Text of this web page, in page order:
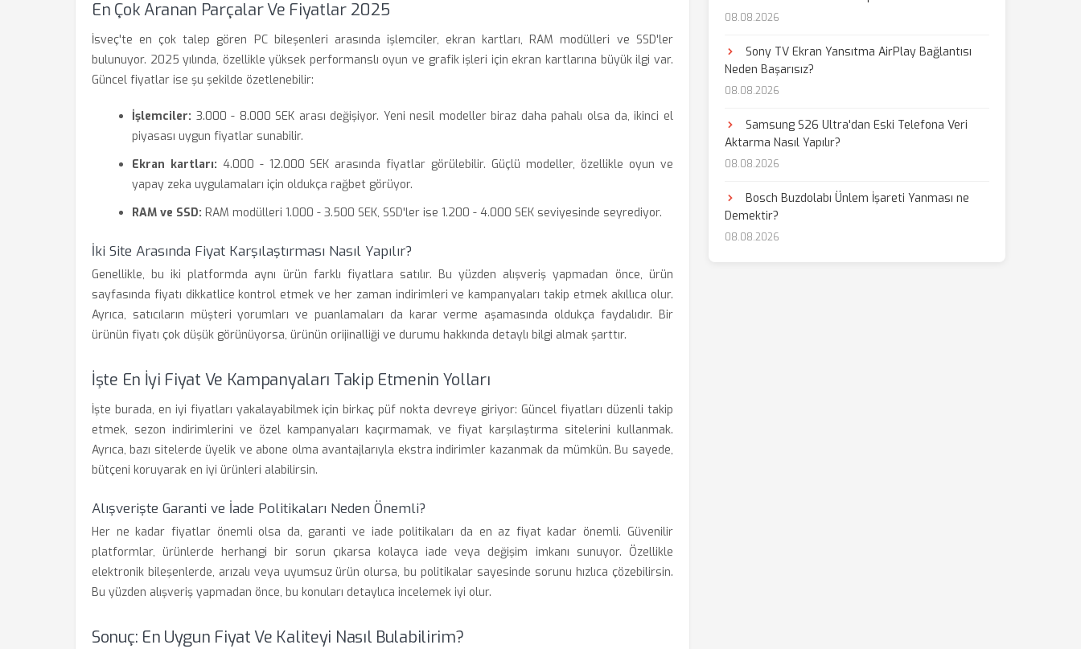
En Çok Aranan Parçalar Ve Fiyatlar 2025
İsveç'te en çok talep gören PC bileşenleri arasında işlemciler, ekran kartları, RAM modülleri ve SSD'ler
bulunuyor. 2025 yılında, özellikle yüksek performanslı oyun ve grafik işleri için ekran kartlarına büyük ilgi var.
Güncel fiyatlar ise şu şekilde özetlenebilir:
İşlemciler: 3.000 - 8.000 SEK arası değişiyor. Yeni nesil modeller biraz daha pahalı olsa da, ikinci el
piyasası uygun fiyatlar sunabilir.
Ekran kartları: 4.000 - 12.000 SEK arasında fiyatlar görülebilir. Güçlü modeller, özellikle oyun ve
yapay zeka uygulamaları için oldukça rağbet görüyor.
RAM ve SSD: RAM modülleri 1.000 - 3.500 SEK, SSD'ler ise 1.200 - 4.000 SEK seviyesinde seyrediyor.
İki Site Arasında Fiyat Karşılaştırması Nasıl Yapılır?
Genellikle, bu iki platformda aynı ürün farklı fiyatlara satılır. Bu yüzden alışveriş yapmadan önce, ürün
sayfasında fiyatı dikkatlice kontrol etmek ve her zaman indirimleri ve kampanyaları takip etmek akıllıca olur.
Ayrıca, satıcıların müşteri yorumları ve puanlamaları da karar verme aşamasında oldukça faydalıdır. Bir
ürünün fiyatı çok düşük görünüyorsa, ürünün orijinalliği ve durumu hakkında detaylı bilgi almak şarttır.
İşte En İyi Fiyat Ve Kampanyaları Takip Etmenin Yolları
İşte burada, en iyi fiyatları yakalayabilmek için birkaç püf nokta devreye giriyor: Güncel fiyatları düzenli takip
etmek, sezon indirimlerini ve özel kampanyaları kaçırmamak, ve fiyat karşılaştırma sitelerini kullanmak.
Ayrıca, bazı sitelerde üyelik ve abone olma avantajlarıyla ekstra indirimler kazanmak da mümkün. Bu sayede,
bütçeni koruyarak en iyi ürünleri alabilirsin.
Alışverişte Garanti ve İade Politikaları Neden Önemli?
Her ne kadar fiyatlar önemli olsa da, garanti ve iade politikaları da en az fiyat kadar önemli. Güvenilir
platformlar, ürünlerde herhangi bir sorun çıkarsa kolayca iade veya değişim imkanı sunuyor. Özellikle
elektronik bileşenlerde, arızalı veya uyumsuz ürün olursa, bu politikalar sayesinde sorunu hızlıca çözebilirsin.
Bu yüzden alışveriş yapmadan önce, bu konuları detaylıca incelemek iyi olur.
Sonuç: En Uygun Fiyat Ve Kaliteyi Nasıl Bulabilirim?
08.08.2026
Sony TV Ekran Yansıtma AirPlay Bağlantısı
Neden Başarısız?
08.08.2026
Samsung S26 Ultra'dan Eski Telefona Veri
Aktarma Nasıl Yapılır?
08.08.2026
Bosch Buzdolabı Ünlem İşareti Yanması ne
Demektir?
08.08.2026